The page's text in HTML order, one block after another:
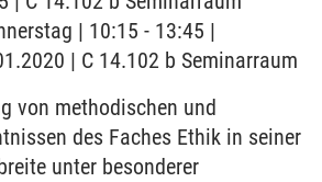
| 10:15 - 13:45 |
| C 14.102 b Seminarraum
von methodischen und
des Faches Ethik in seiner
unter besonderer